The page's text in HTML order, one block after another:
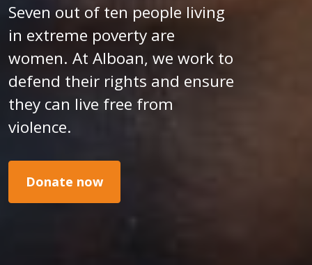
Seven out of ten people living
in extreme poverty are
women. At Alboan, we work to
defend their rights and ensure
they can live free from
violence.
Donate now